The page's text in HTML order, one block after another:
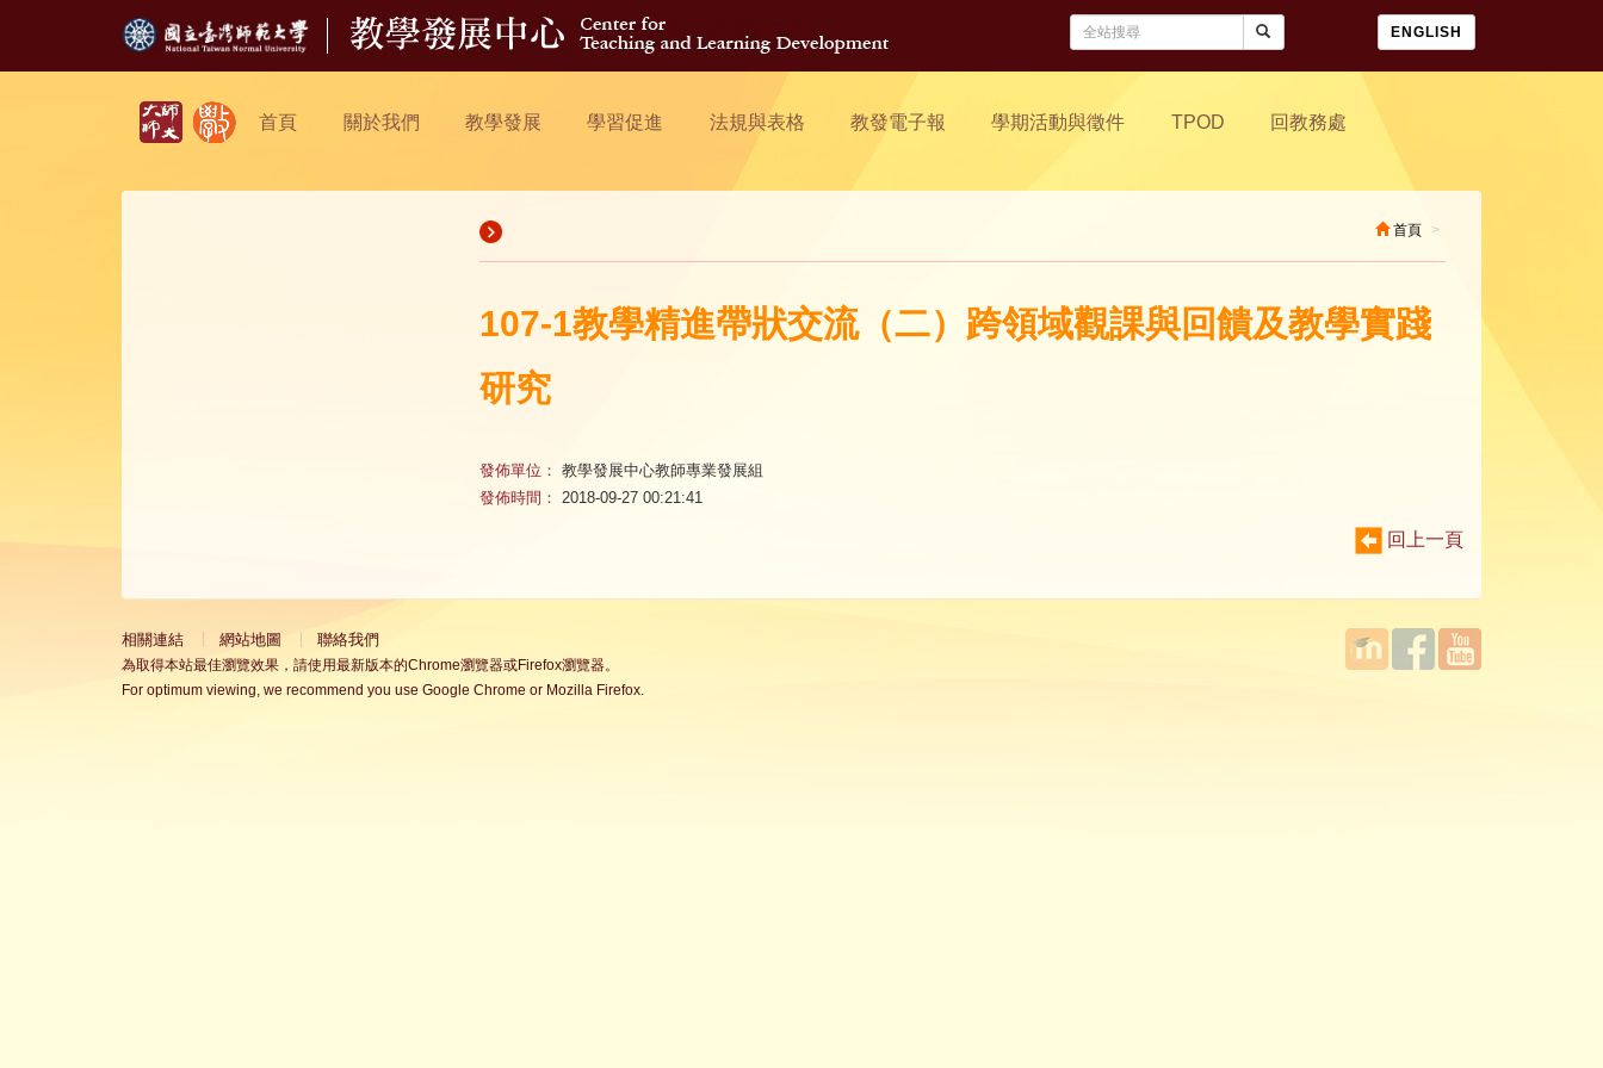
ENGLISH
首頁 關於我們 教學發展 學習促進 法規與表格 教發電子報 學期活動與徵件 TPOD 回教務處
首頁
107-1教學精進帶狀交流（二）跨領域觀課與回饋及教學實踐
研究
發佈單位： 教學發展中心教師專業發展組
發佈時間： 2018-09-27 00:21:41
回上一頁
相關連結 網站地圖 聯絡我們
為取得本站最佳瀏覽效果，請使用最新版本的Chrome瀏覽器或Firefox瀏覽器。
For optimum viewing, we recommend you use Google Chrome or Mozilla Firefox.